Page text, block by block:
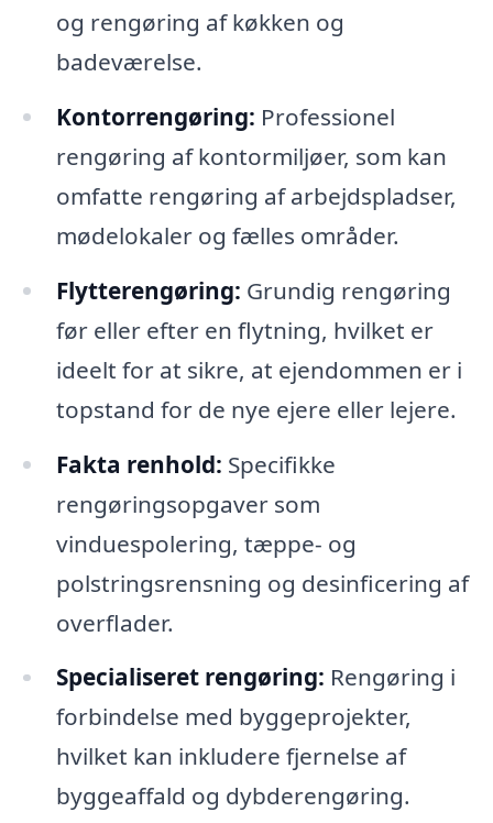
og rengøring af køkken og
badeværelse.
Kontorrengøring: Professionel
rengøring af kontormiljøer, som kan
omfatte rengøring af arbejdspladser,
mødelokaler og fælles områder.
Flytterengøring: Grundig rengøring
før eller efter en flytning, hvilket er
ideelt for at sikre, at ejendommen er i
topstand for de nye ejere eller lejere.
Fakta renhold: Specifikke
rengøringsopgaver som
vinduespolering, tæppe- og
polstringsrensning og desinficering af
overflader.
Specialiseret rengøring: Rengøring i
forbindelse med byggeprojekter,
hvilket kan inkludere fjernelse af
byggeaffald og dybderengøring.